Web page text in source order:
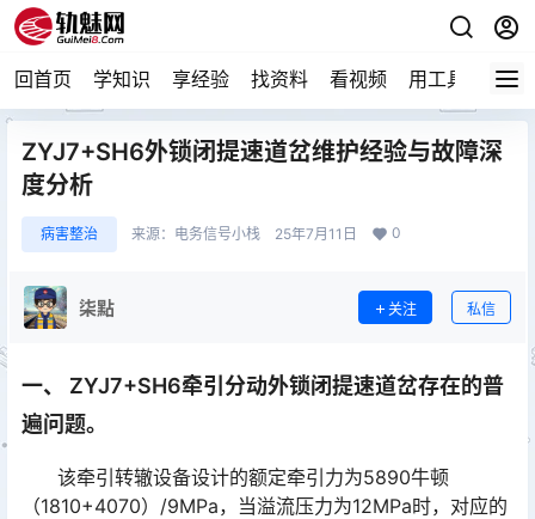
回首页 学知识 享经验 找资料 看视频 用工具 论技
ZYJ7+SH6外锁闭提速道岔维护经验与故障深
度分析
病害整治 来源： 电务信号小栈 25年7月11日 0
柒點 关注 私信
一、 ZYJ7+SH6牵引分动外锁闭提速道岔存在的普
遍问题。
该牵引转辙设备设计的额定牵引力为5890牛顿
（1810+4070）/9MPa，当溢流压力为12MPa时，对应的